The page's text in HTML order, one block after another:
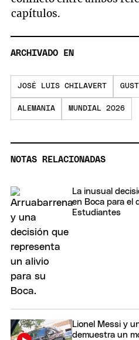
capítulos.
ARCHIVADO EN
JOSÉ LUIS CHILAVERT
ALEMANIA MUNDIAL 2026
NOTAS RELACIONADAS
La inusual
en Boca para el
Estudiantes
Lionel Messi y
demuestra un